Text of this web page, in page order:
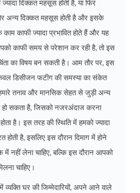
दिक्कत महसूस होती है, या फिर
अन्य दिक्कत महसूस होती है और इसके
काफी ज्यादा प्रभावित होते हैं और यह
काफी समय सेपरेशान कर रही है, तो इस
का विषय बन सकती है। आम तौर पर, इस
डिसीजन फटीग की समस्या का संकेत
हमारे तनाव और मानसिक सेहत से जुड़ी अन्य
सकता है, जिसको नजरअंदाज करना
है। इस तरह की स्थिति में हमको ज्यादा
है, इसलिए इस दौरान दिमाग में होने
में नहीं लेना चाहिए, बल्कि इस दौरान आपको
चाहिए।
घर की जिम्मेदारियों, अपने आने वाले